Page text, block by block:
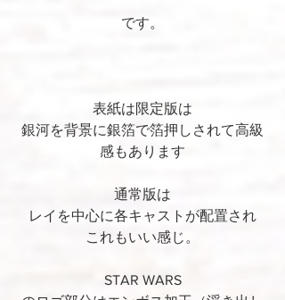
です。
表紙は限定版は
銀河を背景に銀箔で箔押しされて高級
感もあります
通常版は
レイを中心に各キャストが配置され
これもいい感じ。
STAR WARS